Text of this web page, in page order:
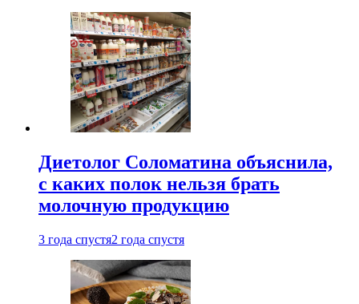
Диетолог Соломатина объяснила,
с каких полок нельзя брать
молочную продукцию
3 года спустя2 года спустя